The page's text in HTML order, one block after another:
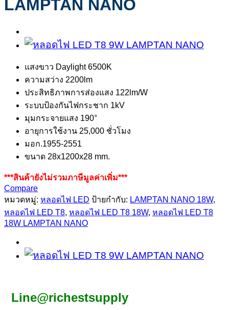
LAMPTAN NANO
แสงขาว Daylight 6500K
ความสว่าง 2200lm
ประสิทธิภาพการส่องแสง 122lm/W
ระบบป้องกันไฟกระชาก 1kV
มุมกระจายแสง 190°
อายุการใช้งาน 25,000 ชั่วโมง
มอก.1955-2551
ขนาด 28x1200x28 mm.
***สินค้ายังไม่รวมภาษีมูลค่าเพิ่ม***
Compare
หมวดหมู่: หลอดไฟ LED ป้ายกำกับ: LAMPTAN NANO 18W,
หลอดไฟ LED T8, หลอดไฟ LED T8 18W, หลอดไฟ LED T8
18W LAMPTAN NANO
Line@richestsupply